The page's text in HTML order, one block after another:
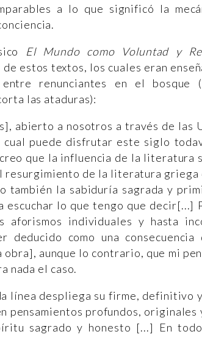
a lo que significó la
El Mundo como Voluntad y
estos textos, los cuales eran
renunciantes en el bosque
las ataduras):
abierto a nosotros a través de las
puede disfrutar este siglo
que la influencia de la literatura
resurgimiento de la literatura griega
también la sabiduría sagrada y
escuchar lo que tengo que decir[...]
aforismos individuales y hasta
deducido como una
aunque lo contrario, que mi
nada el caso.
línea despliega su firme, definitivo
pensamientos profundos,
sagrado y honesto [...] En